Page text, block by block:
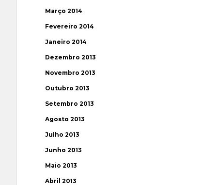
Março 2014
Fevereiro 2014
Janeiro 2014
Dezembro 2013
Novembro 2013
Outubro 2013
Setembro 2013
Agosto 2013
Julho 2013
Junho 2013
Maio 2013
Abril 2013